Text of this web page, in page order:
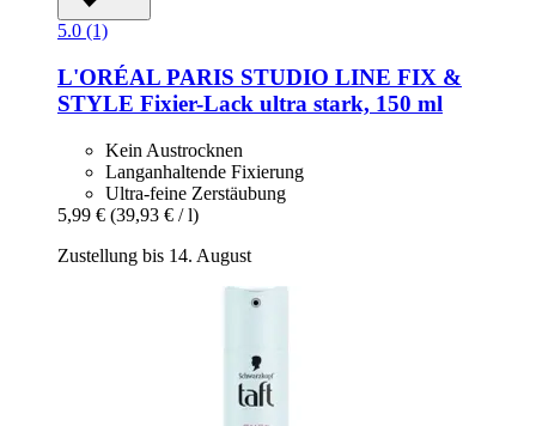
5.0 (1)
L'ORÉAL PARIS STUDIO LINE FIX &
STYLE Fixier-​Lack ultra stark, 150 ml
Kein Austrocknen
Langanhaltende Fixierung
Ultra-feine Zerstäubung
5,99 € (39,93 € / l)
Zustellung bis 14. August